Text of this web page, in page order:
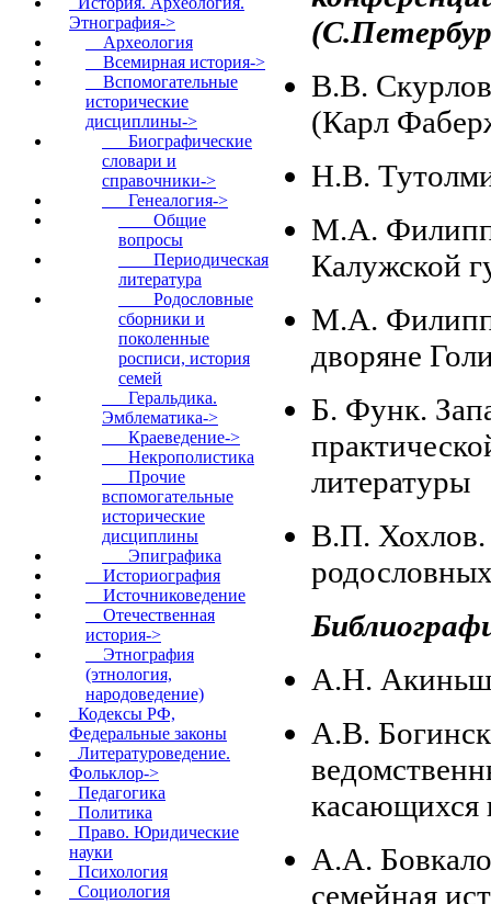
Этнография->
Археология
Всемирная история->
Вспомогательные
исторические
дисциплины->
Биографические
словари и
справочники->
Генеалогия->
Общие
вопросы
Периодическая
литература
Родословные
сборники и
поколенные
росписи, история
семей
Геральдика.
Эмблематика->
Краеведение->
Некрополистика
Прочие
вспомогательные
исторические
дисциплины
Эпиграфика
Историография
Источниковедение
Отечественная
история->
Этнография
(этнология,
народоведение)
Кодексы РФ,
Федеральные законы
Литературоведение.
Фольклор->
Педагогика
Политика
Право. Юридические
науки
Психология
Социология
В.В.
(Карл
Н.В.
М.А.
Калужской
М.А.
дворяне
Б. Функ.
литературы
В.П. Хохлов.
А.Н.
А.В.
касающихся
А.А.
семейная